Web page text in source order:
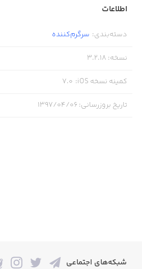
اطلاعات
دسته‌بندی: سرگرم‌کننده
نسخه:
3.2.18
کمینه نسخه iOS :
7.0
تاریخ بروزرسانی: ۱۳۹۷/۰۴/۰۶
شبکه‌های اجتماعی